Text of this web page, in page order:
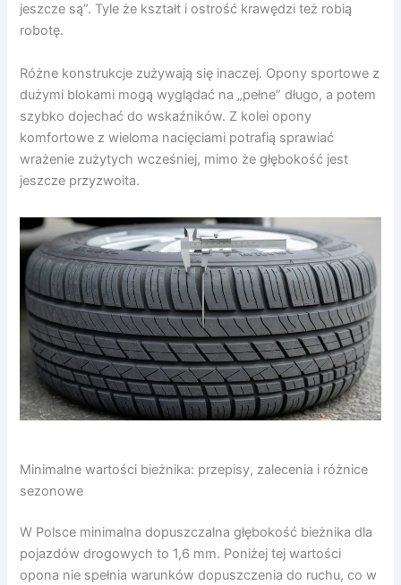
jeszcze są”. Tyle że kształt i ostrość krawędzi też robią
robotę.
Różne konstrukcje zużywają się inaczej. Opony sportowe z
dużymi blokami mogą wyglądać na „pełne” długo, a potem
szybko dojechać do wskaźników. Z kolei opony
komfortowe z wieloma nacięciami potrafią sprawiać
wrażenie zużytych wcześniej, mimo że głębokość jest
jeszcze przyzwoita.
Minimalne wartości bieżnika: przepisy, zalecenia i różnice
sezonowe
W Polsce minimalna dopuszczalna głębokość bieżnika dla
pojazdów drogowych to 1,6 mm. Poniżej tej wartości
opona nie spełnia warunków dopuszczenia do ruchu, co w